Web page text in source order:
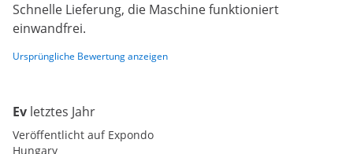
Schnelle Lieferung, die Maschine funktioniert
einwandfrei.
Ursprüngliche Bewertung anzeigen
Ev letztes Jahr
Veröffentlicht auf Expondo
Hungary